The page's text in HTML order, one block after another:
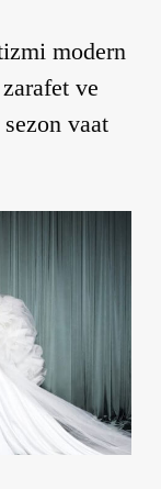
modern
ve
vaat